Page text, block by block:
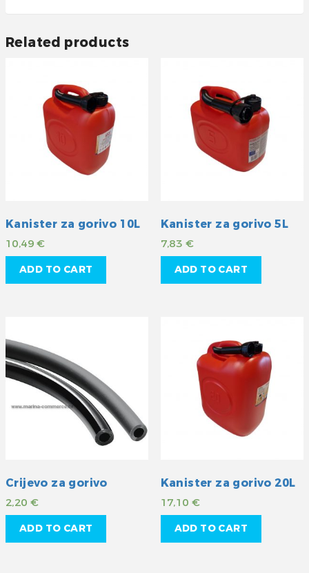
Related products
Kanister za gorivo 10L
10,49€
ADD TO CART
Kanister za gorivo 5L
7,83 €
ADD TO CART
Crijevo za gorivo
2,20 €
ADD TO CART
Kanister za gorivo 20L
17,10€
ADD TO CART